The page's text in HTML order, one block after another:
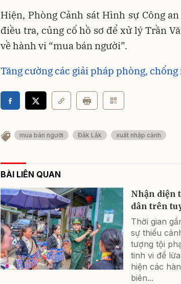
Hiện, Phòng Cảnh sát Hình sự Công
điều tra, củng cố hồ sơ để xử lý Trần
về hành vi “mua bán người”.
Tăng cường các giải pháp phòng,
mua bán người Đắk Lắk xuất nhập cảnh
BÀI LIÊN QUAN
Nhận diện
dân trên
Thời gian
sự thiếu
tượng tội
tinh vi để
hiện các
biên...